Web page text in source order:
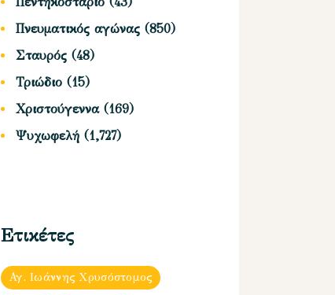
Πνευματικός αγώνας (850)
Σταυρός (48)
Τριώδιο (15)
Χριστούγεννα(169)
Ψυχωφελή (1,727)
Ετικέτες
Αγ. Ιωάννης Χρυσόστομος